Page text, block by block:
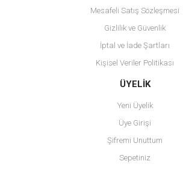
Gönder
Mesafeli Satış Sözleşmesi
Gizlilik ve Güvenlik
İptal ve İade Şartları
Kişisel Veriler Politikası
ÜYELİK
Yeni Üyelik
Üye Girişi
Şifremi Unuttum
Sepetiniz